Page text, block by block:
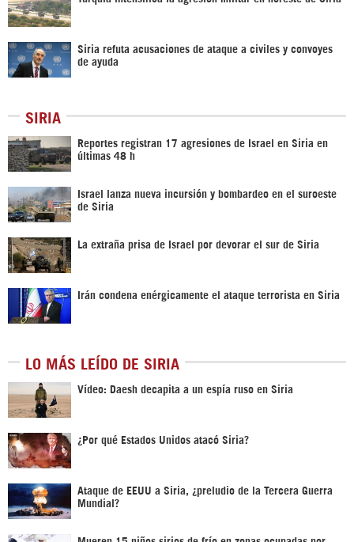
Siria refuta acusaciones de ataque a civiles y convoyes
de ayuda
SIRIA
Reportes registran 17 agresiones de Israel en Siria en
últimas 48 h
Israel lanza nueva incursión y bombardeo en el suroeste
de Siria
La extraña prisa de Israel por devorar el sur de Siria
Irán condena enérgicamente el ataque terrorista en Siria
LO MÁS LEÍDO DE SIRIA
Vídeo: Daesh decapita a un espía ruso en Siria
¿Por qué Estados Unidos atacó Siria?
Ataque de EEUU a Siria, ¿preludio de la Tercera Guerra
Mundial?
Mueren 15 niños sirios de frío en zonas ocupadas por